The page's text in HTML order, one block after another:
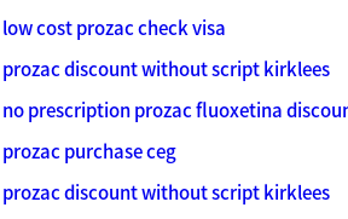
low cost prozac check visa
prozac discount without script kirklees
no prescription prozac fluoxetina
prozac purchase ceg
prozac discount without script kirklees